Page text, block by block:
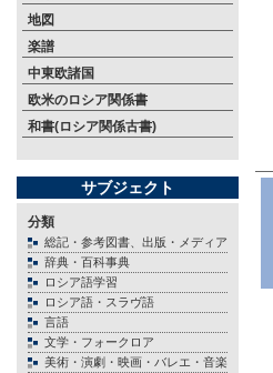
地図
楽譜
中東欧諸国
欧米のロシア関係書
和書(ロシア関係古書)
サブジェクト
分類
総記・参考図書、出版・メディア
辞典・百科事典
ロシア語学習
ロシア語・スラヴ語
言語
文学・フォークロア
美術・演劇・映画・バレエ・音楽